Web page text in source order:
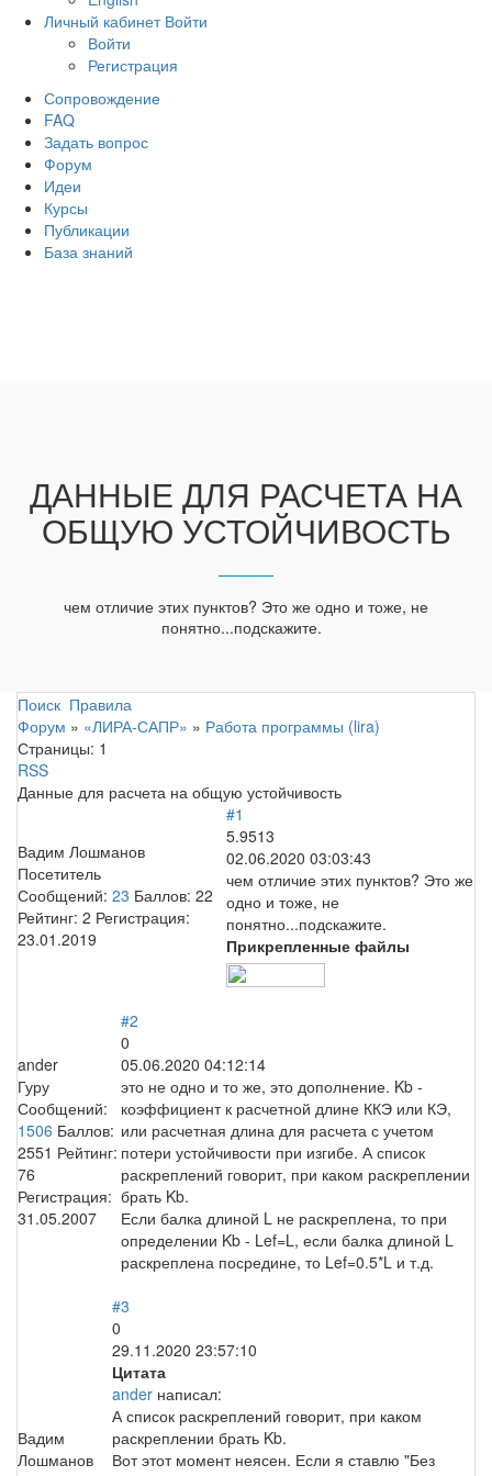
Личный кабинет Войти
Войти
Регистрация
Сопровождение
FAQ
Задать вопрос
Форум
Идеи
Курсы
Публикации
База знаний
ДАННЫЕ ДЛЯ РАСЧЕТА НА
ОБЩУЮ УСТОЙЧИВОСТЬ
чем отличие этих пунктов? Это же одно и тоже, не
понятно...подскажите.
Поиск Правила
Форум » «ЛИРА-САПР» » Работа программы (lira)
Страницы: 1
RSS
Данные для расчета на общую устойчивость
Вадим Лошманов
Посетитель
Сообщений: 23 Баллов: 22
Рейтинг: 2 Регистрация:
23.01.2019
#1
5.9513
02.06.2020 03:03:43
чем отличие этих пунктов? Это же
одно и тоже, не
понятно...подскажите.
Прикрепленные файлы
ander
Гуру
Сообщений:
1506 Баллов:
2551 Рейтинг:
76
Регистрация:
31.05.2007
#2
0
05.06.2020 04:12:14
это не одно и то же, это дополнение. Kb -
коэффициент к расчетной длине ККЭ или КЭ,
или расчетная длина для расчета с учетом
потери устойчивости при изгибе. А список
раскреплений говорит, при каком раскреплении
брать Kb.
Если балка длиной L не раскреплена, то при
определении Kb - Lef=L, если балка длиной L
раскреплена посредине, то Lef=0.5*L и т.д.
Вадим
Лошманов
#3
0
29.11.2020 23:57:10
Цитата
ander написал:
А список раскреплений говорит, при каком
раскреплении брать Kb.
Вот этот момент неясен. Если я ставлю "Без